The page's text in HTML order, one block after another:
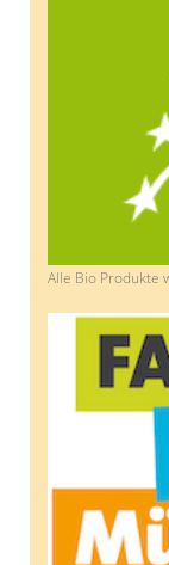
Alle Bio Produkte